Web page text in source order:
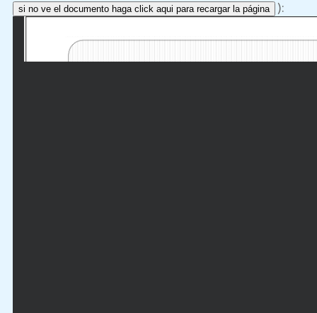
si no ve el documento haga click aqui para recargar la página ):